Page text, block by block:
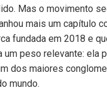
Mas o movimento
mais um capítulo
fundada em 2018 e
um peso relevante: ela
dos maiores
mundo.